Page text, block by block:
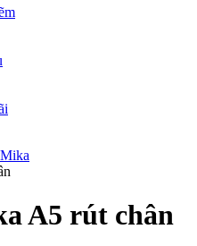
A5 rút chân